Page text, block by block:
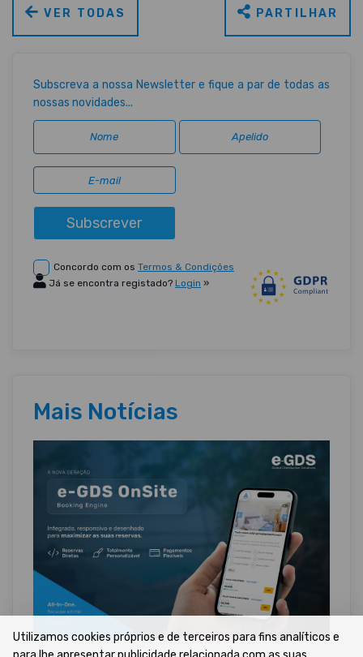
VER TODAS PARTILHAR
Subscreva a nossa Newsletter e fique a par de todas as
nossas novidades...
Subscrever
Concordo com os Termos & Condições
Já se encontra registado? Login »
Mais Notícias
Utilizamos cookies próprios e de terceiros para fins analíticos e